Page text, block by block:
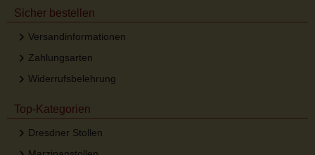
Sicher bestellen
Versandinformationen
Zahlungsarten
Widerrufsbelehrung
Top-Kategorien
Dresdner Stollen